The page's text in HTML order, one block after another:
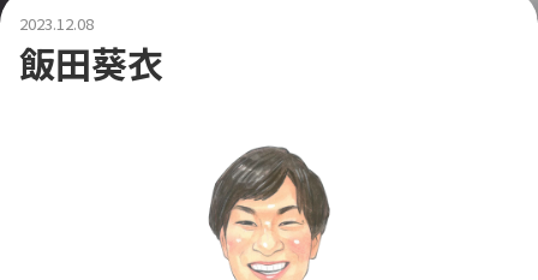
2023.12.08
飯田葵衣